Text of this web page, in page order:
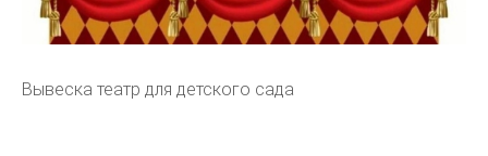
Вывеска театр для детского сада